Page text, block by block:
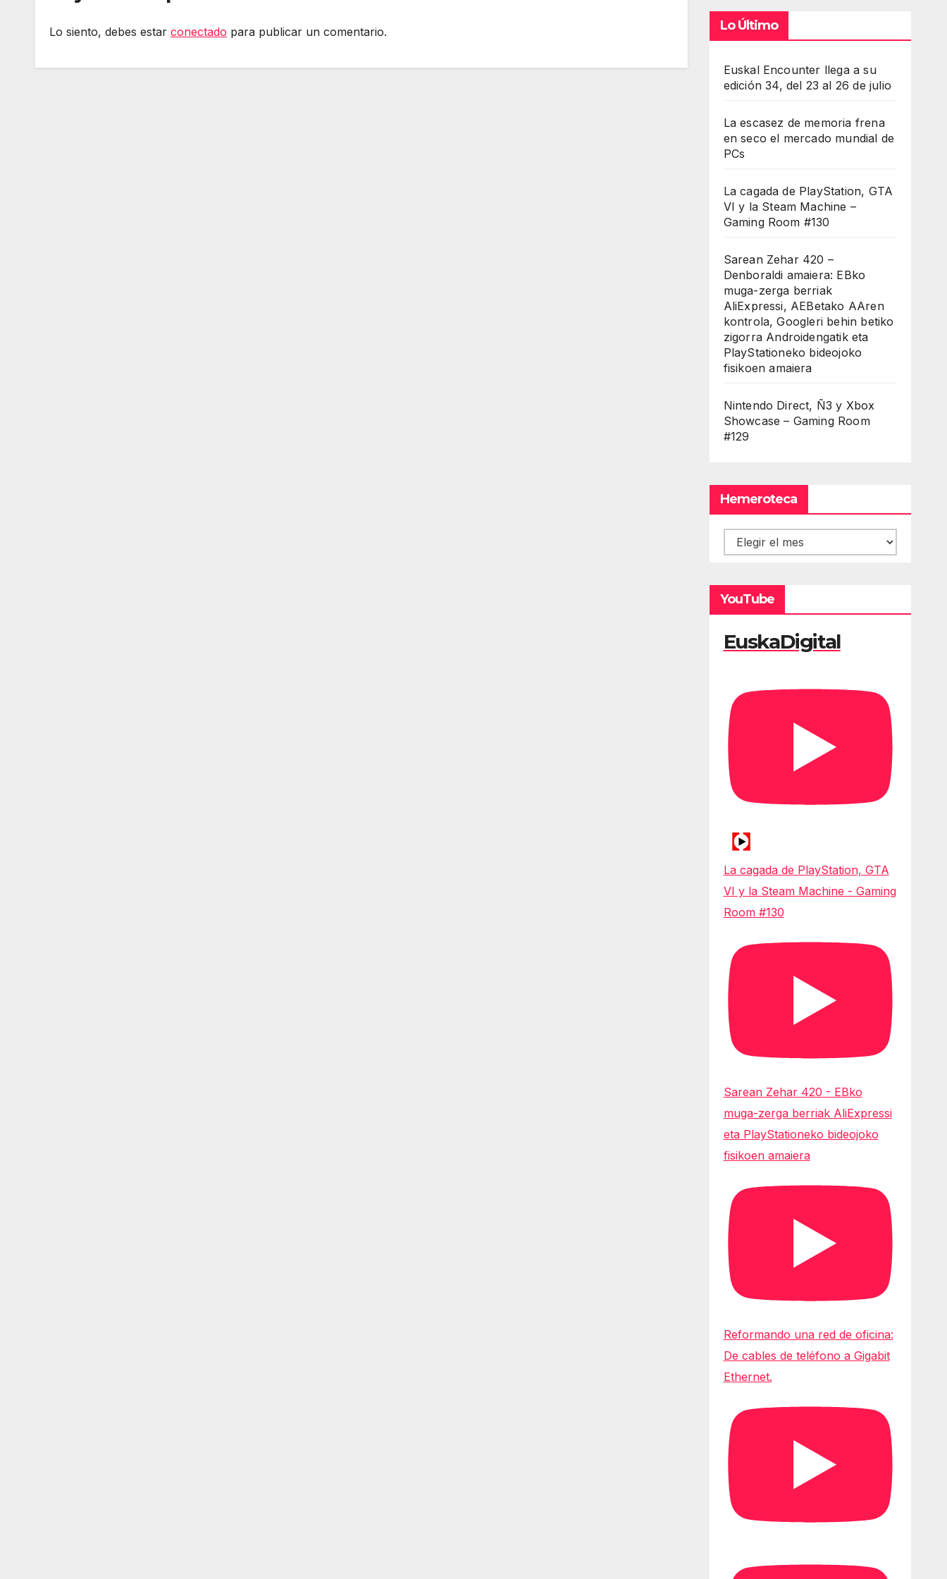
Lo siento, debes estar conectado para publicar un comentario. Lo Último
Euskal Encounter llega a su
edición 34, del 23 al 26 de julio
La escasez de memoria frena
en seco el mercado mundial de
PCs
La cagada de PlayStation, GTA
VI y la Steam Machine –
Gaming Room #130
Sarean Zehar 420 –
Denboraldi amaiera: EBko
muga-zerga berriak
AliExpressi, AEBetako AAren
kontrola, Googleri behin betiko
zigorra Androidengatik eta
PlayStationeko bideojoko
fisikoen amaiera
Nintendo Direct, Ñ3 y Xbox
Showcase – Gaming Room
#129
Hemeroteca
Hemeroteca
YouTube
EuskaDigital
La cagada de PlayStation, GTA
VI y la Steam Machine - Gaming
Room #130
Sarean Zehar 420 - EBko
muga-zerga berriak AliExpressi
eta PlayStationeko bideojoko
fisikoen amaiera
Reformando una red de oficina:
De cables de teléfono a Gigabit
Ethernet.